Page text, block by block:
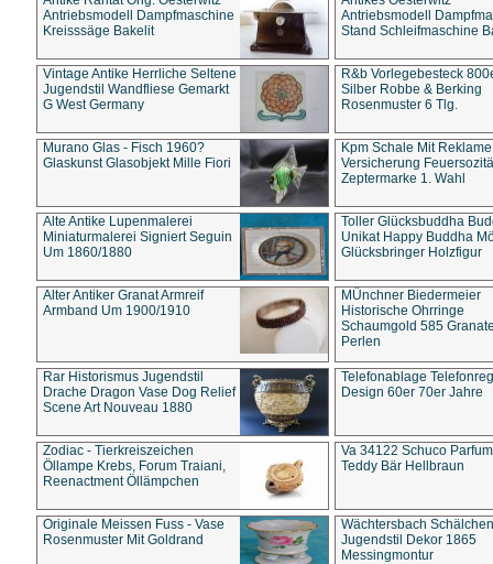
Antriebsmodell Dampfmaschine
Kreisssäge Bakelit
Antriebsmodell
Stand Schleifmaschine
Vintage Antike Herrliche Seltene
Jugendstil Wandfliese Gemarkt
G West Germany
R&b Vorlegebesteck
Silber Robbe & Berking
Rosenmuster 6 Tlg.
Murano Glas - Fisch 1960?
Glaskunst Glasobjekt Mille Fiori
Kpm Schale Mit Reklame
Versicherung
Zeptermarke 1. Wahl
Alte Antike Lupenmalerei
Miniaturmalerei Signiert Seguin
Um 1860/1880
Toller Glücksbuddha
Unikat Happy Buddha
Glücksbringer Holzfigur
Alter Antiker Granat Armreif
Armband Um 1900/1910
MÜnchner Biedermeier
Historische Ohrringe
Schaumgold 585
Perlen
Rar Historismus Jugendstil
Drache Dragon Vase Dog Relief
Scene Art Nouveau 1880
Telefonablage
Design 60er 70er Jahre
Zodiac - Tierkreiszeichen
Öllampe Krebs, Forum Traiani,
Reenactment Öllämpchen
Va 34122 Schuco
Teddy Bär Hellbraun
Originale Meissen Fuss - Vase
Rosenmuster Mit Goldrand
Wächtersbach Schälchen
Jugendstil Dekor 1865
Messingmontur